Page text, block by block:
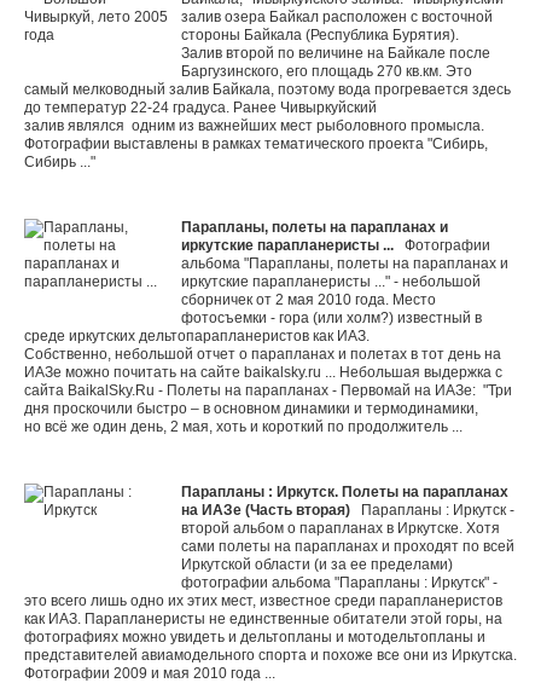
залив озера Байкал расположен с восточной
стороны Байкала (Республика Бурятия).
Залив второй по величине на Байкале после
Баргузинского, его площадь 270 кв.км. Это
самый мелководный залив Байкала, поэтому вода прогревается здесь
до температур 22-24 градуса. Ранее Чивыркуйский
залив являлся одним из важнейших мест рыболовного промысла.
Фотографии выставлены в рамках тематического проекта "Сибирь,
Сибирь ..."
Парапланы, полеты на парапланах и
иркутские парапланеристы ... Фотографии
альбома "Парапланы, полеты на парапланах и
иркутские парапланеристы ..." - небольшой
сборничек от 2 мая 2010 года. Место
фотосъемки - гора (или холм?) известный в
среде иркутских дельтопарапланеристов как ИАЗ.
Собственно, небольшой отчет о парапланах и полетах в тот день на
ИАЗе можно почитать на сайте baikalsky.ru ... Небольшая выдержка с
сайта BaikalSky.Ru - Полеты на парапланах - Первомай на ИАЗе: "Три
дня проскочили быстро – в основном динамики и термодинамики,
но всё же один день, 2 мая, хоть и короткий по продолжитель ...
Парапланы : Иркутск. Полеты на парапланах
на ИАЗе (Часть вторая) Парапланы : Иркутск -
второй альбом о парапланах в Иркутске. Хотя
сами полеты на парапланах и проходят по всей
Иркутской области (и за ее пределами)
фотографии альбома "Парапланы : Иркутск" -
это всего лишь одно их этих мест, известное среди парапланеристов
как ИАЗ. Парапланеристы не единственные обитатели этой горы, на
фотографиях можно увидеть и дельтопланы и мотодельтопланы и
представителей авиамодельного спорта и похоже все они из Иркутска.
Фотографии 2009 и мая 2010 года ...